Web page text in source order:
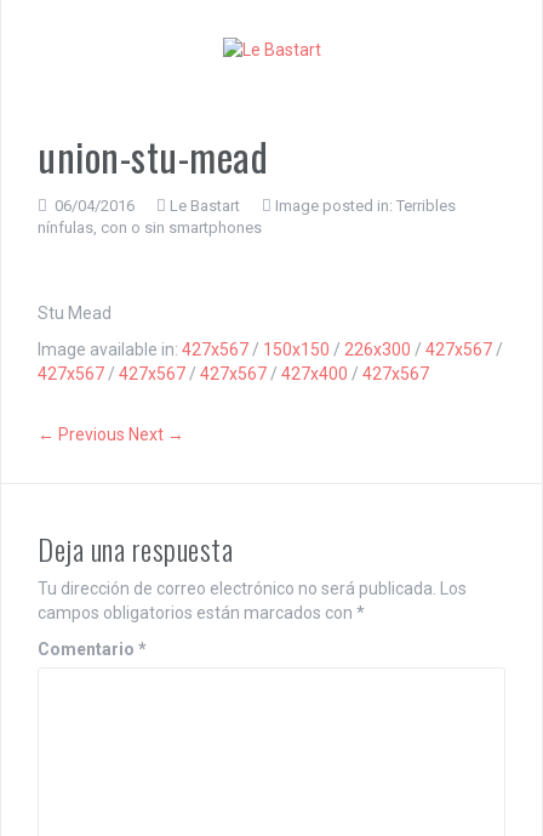
union-stu-mead
06/04/2016 Le Bastart Image posted in: Terribles
nínfulas, con o sin smartphones
Stu Mead
Image available in: 427x567/ 150x150 / 226x300 / 427x567/
427x567/ 427x567/ 427x567/ 427x400 / 427x567
← Previous Next →
Deja una respuesta
Tu dirección de correo electrónico no será publicada. Los
campos obligatorios están marcados con *
Comentario *